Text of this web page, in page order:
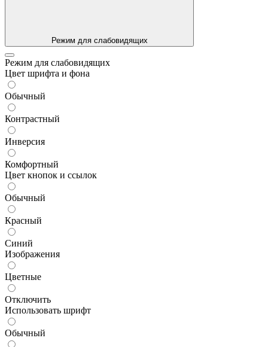
Режим для слабовидящих
Режим для слабовидящих
Цвет шрифта и фона
Обычный
Контрастный
Инверсия
Комфортный
Цвет кнопок и ссылок
Обычный
Красный
Синий
Изображения
Цветные
Отключить
Использовать шрифт
Обычный